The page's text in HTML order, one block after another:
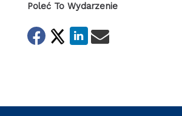
Poleć To Wydarzenie